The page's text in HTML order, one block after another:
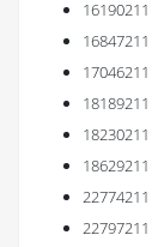
16190211
16847211
17046211
18189211
18230211
18629211
22774211
22797211